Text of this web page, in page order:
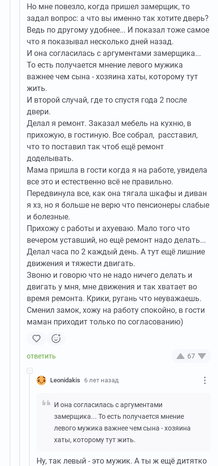
Но мне повезло, когда пришел замерщик, то
задал вопрос: а что вы именно так хотите дверь?
Ведь по другому удобнее... И показал тоже самое
что я показывал несколько дней назад.
И она согласилась с аргументами замерщика...
То есть получается мнение левого мужика
важнее чем сына - хозяина хаты, которому тут
жить.
И второй случай, где то спустя года 2 после
двери.
Делал я ремонт. Заказал мебель на кухню, в
прихожую, в гостиную. Все собрал, расставил,
что то поставил так чтоб ещё ремонт
доделывать.
Мама пришла в гости когда я на работе, увидела
все это и естественно всё не правильно.
Передвинула все, как она тягала шкафы и диван
я хз, но я больше не верю что пенсионеры слабые
и болезные.
Прихожу с работы и ахуеваю. Мало того что
вечером уставший, но ещё ремонт надо делать...
Делал часа по 2 каждый день. А тут ещё лишние
движения и тяжести двигать.
Звоню и говорю что не надо ничего делать и
двигать у мня, мне движения и так хватает во
время ремонта. Крики, ругань что неуважаешь.
Сменил замок, хожу на работу спокойно, в гости
маман приходит только по согласованию)
67
Leonidakis 6 лет назад
И она согласилась с аргументами
замерщика... То есть получается мнение
левого мужика важнее чем сына - хозяина
хаты, которому тут жить.
Ну, так левый - это мужик. А ты ж ещё дитятко